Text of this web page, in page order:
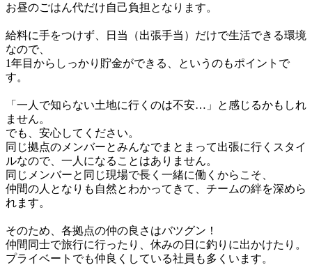
お昼のごはん代だけ自己負担となります。
給料に手をつけず、日当（出張手当）だけで生活できる環境
なので、
1年目からしっかり貯金ができる、というのもポイントで
す。
「一人で知らない土地に行くのは不安…」と感じるかもしれ
ません。
でも、安心してください。
同じ拠点のメンバーとみんなでまとまって出張に行くスタイ
ルなので、一人になることはありません。
同じメンバーと同じ現場で長く一緒に働くからこそ、
仲間の人となりも自然とわかってきて、チームの絆を深めら
れます。
そのため、各拠点の仲の良さはバツグン！
仲間同士で旅行に行ったり、休みの日に釣りに出かけたり。
プライベートでも仲良くしている社員も多くいます。